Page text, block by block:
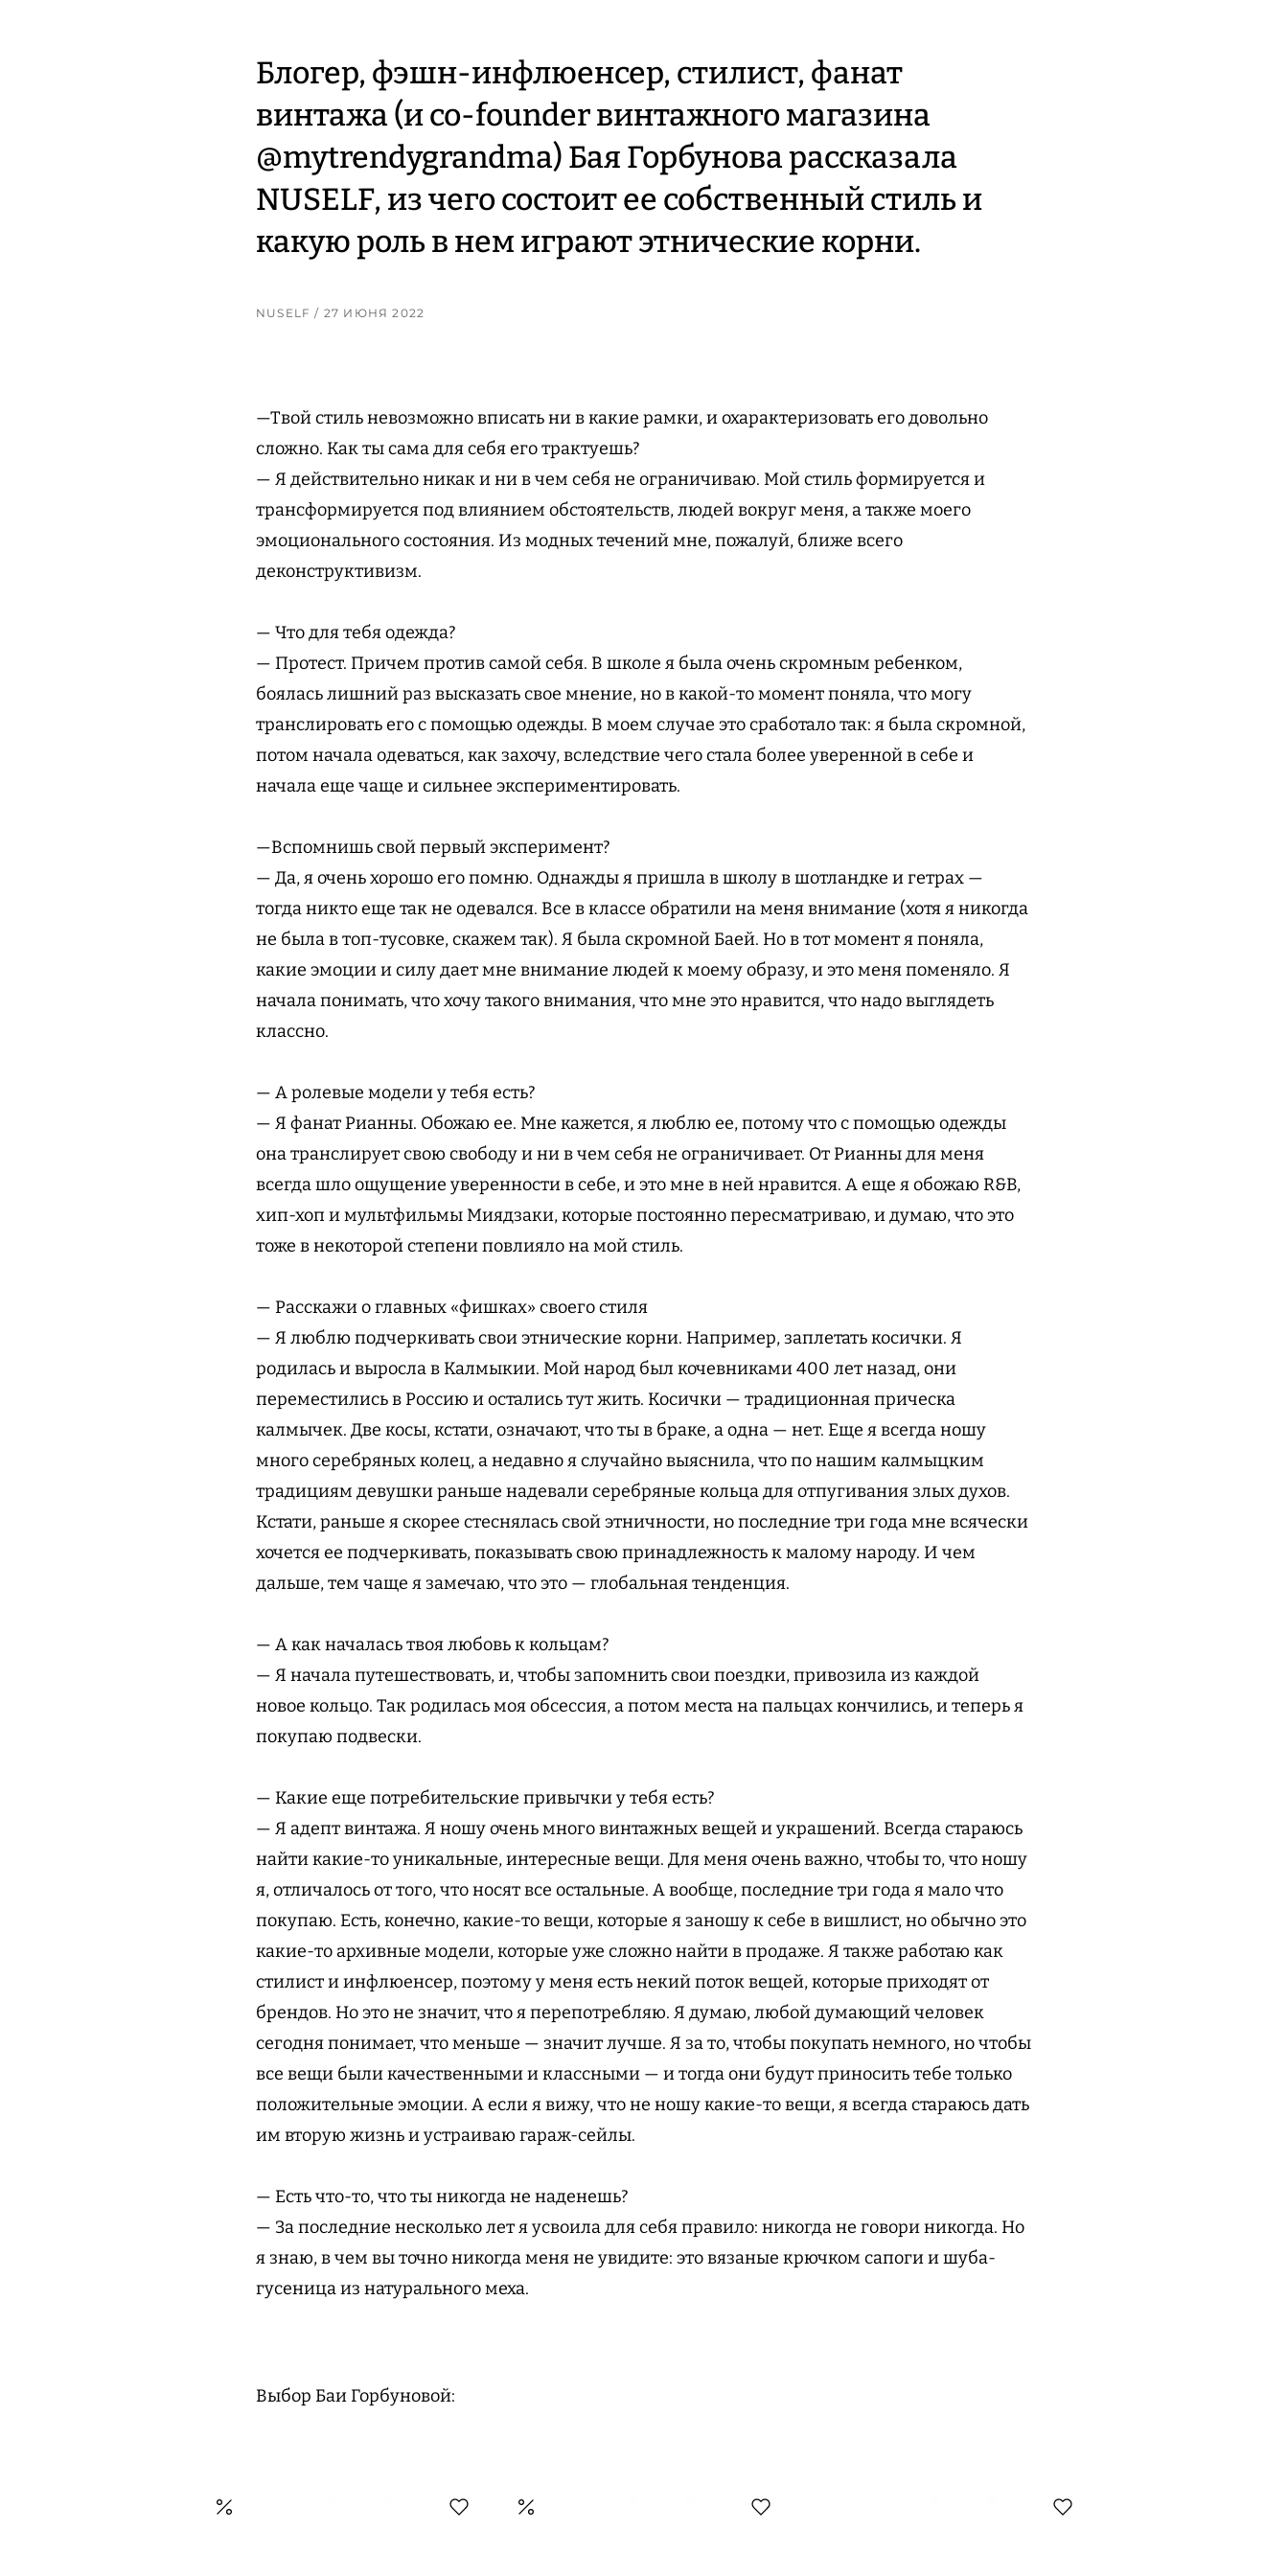
Блогер, фэшн-инфлюенсер, стилист, фанат
винтажа (и co-founder винтажного магазина
@mytrendygrandma) Бая Горбунова рассказала
NUSELF, из чего состоит ее собственный стиль и
какую роль в нем играют этнические корни.
NUSELF/ 27 ИЮНЯ 2022
—Твой стиль невозможно вписать ни в какие рамки, и охарактеризовать его довольно
сложно. Как ты сама для себя его трактуешь?
— Я действительно никак и ни в чем себя не ограничиваю. Мой стиль формируется и
трансформируется под влиянием обстоятельств, людей вокруг меня, а также моего
эмоционального состояния. Из модных течений мне, пожалуй, ближе всего
деконструктивизм.
— Что для тебя одежда?
— Протест. Причем против самой себя. В школе я была очень скромным ребенком,
боялась лишний раз высказать свое мнение, но в какой-то момент поняла, что могу
транслировать его с помощью одежды. В моем случае это сработало так: я была скромной,
потом начала одеваться, как захочу, вследствие чего стала более уверенной в себе и
начала еще чаще и сильнее экспериментировать.
—Вспомнишь свой первый эксперимент?
— Да, я очень хорошо его помню. Однажды я пришла в школу в шотландке и гетрах —
тогда никто еще так не одевался. Все в классе обратили на меня внимание (хотя я никогда
не была в топ-тусовке, скажем так). Я была скромной Баей. Но в тот момент я поняла,
какие эмоции и силу дает мне внимание людей к моему образу, и это меня поменяло. Я
начала понимать, что хочу такого внимания, что мне это нравится, что надо выглядеть
классно.
— А ролевые модели у тебя есть?
— Я фанат Рианны. Обожаю ее. Мне кажется, я люблю ее, потому что с помощью одежды
она транслирует свою свободу и ни в чем себя не ограничивает. От Рианны для меня
всегда шло ощущение уверенности в себе, и это мне в ней нравится. А еще я обожаю R&B,
хип-хоп и мультфильмы Миядзаки, которые постоянно пересматриваю, и думаю, что это
тоже в некоторой степени повлияло на мой стиль.
— Расскажи о главных «фишках» своего стиля
— Я люблю подчеркивать свои этнические корни. Например, заплетать косички. Я
родилась и выросла в Калмыкии. Мой народ был кочевниками 400 лет назад, они
переместились в Россию и остались тут жить. Косички — традиционная прическа
калмычек. Две косы, кстати, означают, что ты в браке, а одна — нет. Еще я всегда ношу
много серебряных колец, а недавно я случайно выяснила, что по нашим калмыцким
традициям девушки раньше надевали серебряные кольца для отпугивания злых духов.
Кстати, раньше я скорее стеснялась свой этничности, но последние три года мне всячески
хочется ее подчеркивать, показывать свою принадлежность к малому народу. И чем
дальше, тем чаще я замечаю, что это — глобальная тенденция.
— А как началась твоя любовь к кольцам?
— Я начала путешествовать, и, чтобы запомнить свои поездки, привозила из каждой
новое кольцо. Так родилась моя обсессия, а потом места на пальцах кончились, и теперь я
покупаю подвески.
— Какие еще потребительские привычки у тебя есть?
— Я адепт винтажа. Я ношу очень много винтажных вещей и украшений. Всегда стараюсь
найти какие-то уникальные, интересные вещи. Для меня очень важно, чтобы то, что ношу
я, отличалось от того, что носят все остальные. А вообще, последние три года я мало что
покупаю. Есть, конечно, какие-то вещи, которые я заношу к себе в вишлист, но обычно это
какие-то архивные модели, которые уже сложно найти в продаже. Я также работаю как
стилист и инфлюенсер, поэтому у меня есть некий поток вещей, которые приходят от
брендов. Но это не значит, что я перепотребляю. Я думаю, любой думающий человек
сегодня понимает, что меньше — значит лучше. Я за то, чтобы покупать немного, но чтобы
все вещи были качественными и классными — и тогда они будут приносить тебе только
положительные эмоции. А если я вижу, что не ношу какие-то вещи, я всегда стараюсь дать
им вторую жизнь и устраиваю гараж-сейлы.
— Есть что-то, что ты никогда не наденешь?
— За последние несколько лет я усвоила для себя правило: никогда не говори никогда. Но
я знаю, в чем вы точно никогда меня не увидите: это вязаные крючком сапоги и шуба-
гусеница из натурального меха.
Выбор Баи Горбуновой: